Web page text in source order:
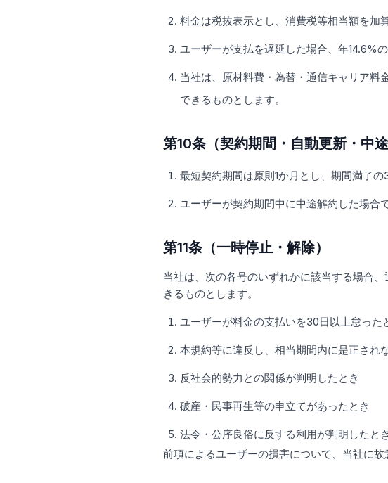
料金は税抜表示とし、消費税等相当額を加
ユーザーが支払を遅延した場合、年14.6%
当社は、原材料費・為替・通信キャリア料
できるものとします。
第10条（契約期間・自動更新・中途
最短契約期間は原則1か月とし、期間満了
ユーザーが契約期間中に中途解約した場合
第11条（一時停止・解除）
当社は、次の各号のいずれかに該当する場合
きるものとします。
ユーザーが料金の支払いを30日以上怠った
本規約等に違反し、相当期間内に是正され
反社会的勢力との関係が判明したとき
破産・民事再生等の申立てがあったとき
法令・公序良俗に反する利用が判明したとき
前項によるユーザーの損害について、当社に